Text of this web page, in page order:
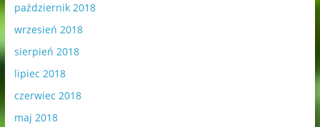
październik 2018
wrzesień 2018
sierpień 2018
lipiec 2018
czerwiec 2018
maj 2018